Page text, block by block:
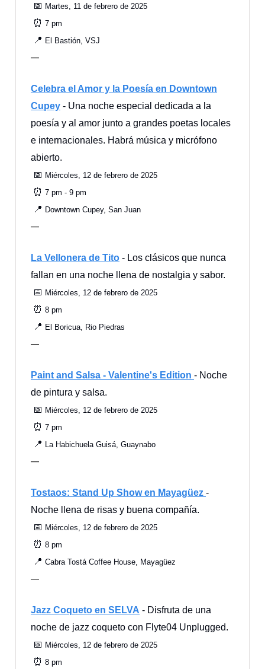
📅 Martes, 11 de febrero de 2025
⏰ 7 pm
📍 El Bastión, VSJ
—
Celebra el Amor y la Poesía en Downtown
Cupey - Una noche especial dedicada a la
poesía y al amor junto a grandes poetas locales
e internacionales. Habrá música y micrófono
abierto.
📅 Miércoles, 12 de febrero de 2025
⏰ 7 pm - 9 pm
📍 Downtown Cupey, San Juan
—
La Vellonera de Tito - Los clásicos que nunca
fallan en una noche llena de nostalgia y sabor.
📅 Miércoles, 12 de febrero de 2025
⏰ 8 pm
📍 El Boricua, Rio Piedras
—
Paint and Salsa - Valentine's Edition - Noche
de pintura y salsa.
📅 Miércoles, 12 de febrero de 2025
⏰ 7 pm
📍 La Habichuela Guisá, Guaynabo
—
Tostaos: Stand Up Show en Mayagüez -
Noche llena de risas y buena compañía.
📅 Miércoles, 12 de febrero de 2025
⏰ 8 pm
📍 Cabra Tostá Coffee House, Mayagüez
—
Jazz Coqueto en SELVA - Disfruta de una
noche de jazz coqueto con Flyte04 Unplugged.
📅 Miércoles, 12 de febrero de 2025
⏰ 8 pm